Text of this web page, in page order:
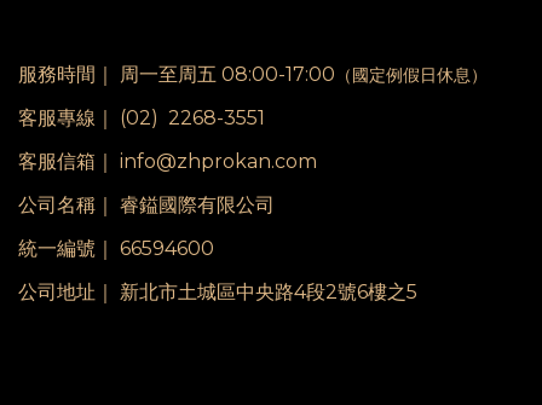
服務時間｜ 周一至周五 08:00-17:00 （國定例假日休息）
客服專線｜ (02) 2268-3551
客服信箱｜ info@zhprokan.com
公司名稱｜ 睿鎰國際有限公司
統一編號｜ 66594600
公司地址｜ 新北市土城區中央路4段2號6樓之5